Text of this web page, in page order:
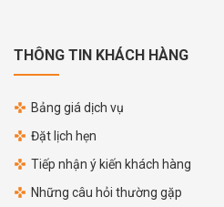
THÔNG TIN KHÁCH HÀNG
Bảng giá dịch vụ
Đặt lịch hẹn
Tiếp nhận ý kiến khách hàng
Những câu hỏi thường gặp